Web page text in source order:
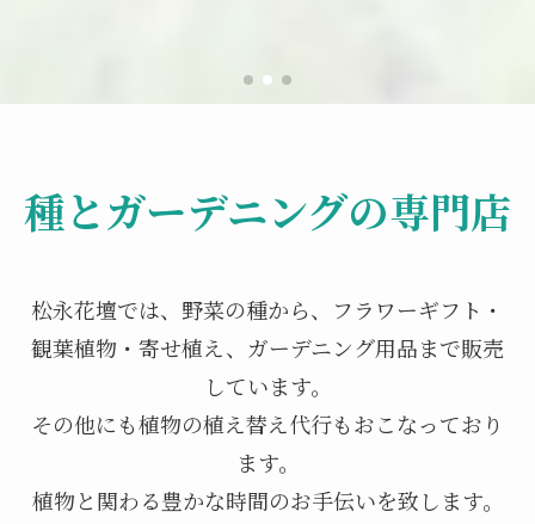
種とガーデニングの専門店
松永花壇では、野菜の種から、フラワーギフト・
観葉植物・寄せ植え、ガーデニング用品まで販売
しています。
その他にも植物の植え替え代行もおこなっており
ます。
植物と関わる豊かな時間のお手伝いを致します。